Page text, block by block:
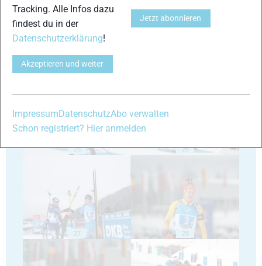
23
25 26
27 28
Tracking. Alle Infos dazu
findest du in der
Datenschutzerklärung!
Akzeptieren und weiter
Jetzt abonnieren
ImpressumDatenschutzAbo verwalten
Schon registriert? Hier anmelden